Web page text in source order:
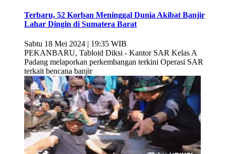
Terbaru, 52 Korban Meninggal Dunia Akibat Banjir
Lahar Dingin di Sumatera Barat
Sabtu 18 Mei 2024 | 19:35 WIB
PEKANBARU, Tabloid Diksi - Kantor SAR Kelas A
Padang melaporkan perkembangan terkini Operasi SAR
terkait bencana banjir